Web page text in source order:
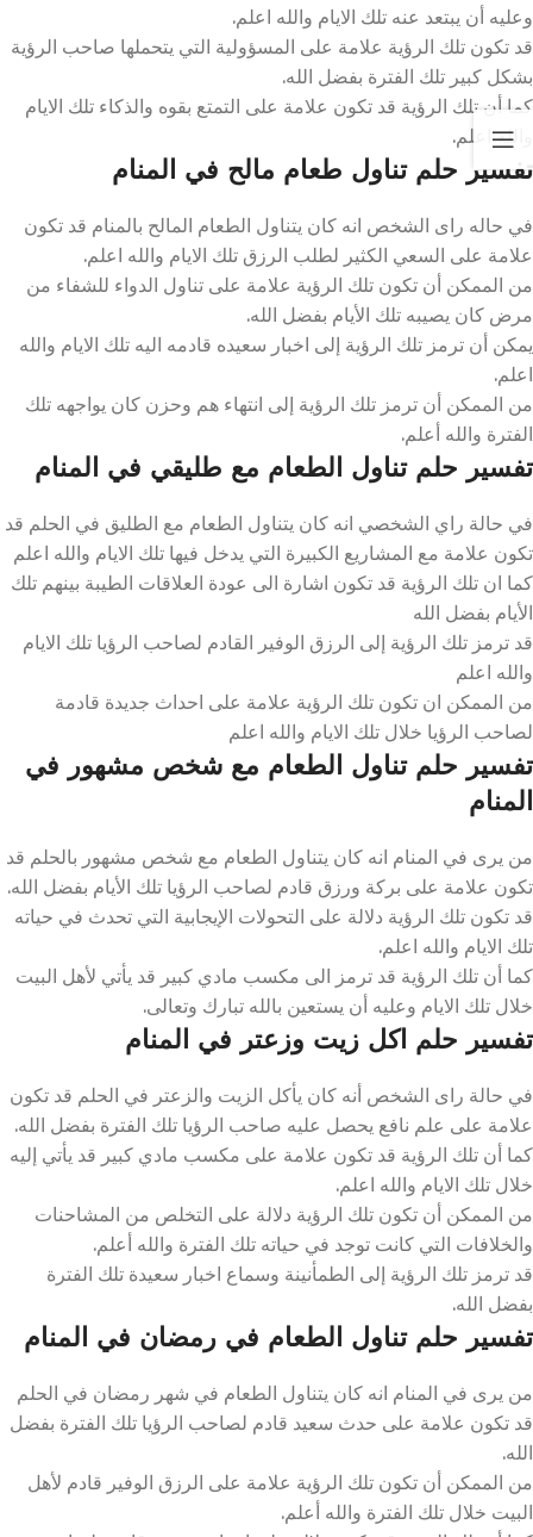
وعليه أن يبتعد عنه تلك الايام والله اعلم.
قد تكون تلك الرؤية علامة على المسؤولية التي يتحملها صاحب الرؤية
بشكل كبير تلك الفترة بفضل الله.
كما أن تلك الرؤية قد تكون علامة على التمتع بقوه والذكاء تلك الايام
والله اعلم.
تفسير حلم تناول طعام مالح في المنام
في حاله راى الشخص انه كان يتناول الطعام المالح بالمنام قد تكون
علامة على السعي الكثير لطلب الرزق تلك الايام والله اعلم.
من الممكن أن تكون تلك الرؤية علامة على تناول الدواء للشفاء من
مرض كان يصيبه تلك الأيام بفضل الله.
يمكن أن ترمز تلك الرؤية إلى اخبار سعيده قادمه اليه تلك الايام والله
اعلم.
من الممكن أن ترمز تلك الرؤية إلى انتهاء هم وحزن كان يواجهه تلك
الفترة والله أعلم.
تفسير حلم تناول الطعام مع طليقي في المنام
في حالة راي الشخصي انه كان يتناول الطعام مع الطليق في الحلم قد
تكون علامة مع المشاريع الكبيرة التي يدخل فيها تلك الايام والله اعلم
كما ان تلك الرؤية قد تكون اشارة الى عودة العلاقات الطيبة بينهم تلك
الأيام بفضل الله
قد ترمز تلك الرؤية إلى الرزق الوفير القادم لصاحب الرؤيا تلك الايام
والله اعلم
من الممكن ان تكون تلك الرؤية علامة على احداث جديدة قادمة
لصاحب الرؤيا خلال تلك الايام والله اعلم
تفسير حلم تناول الطعام مع شخص مشهور في
المنام
من يرى في المنام انه كان يتناول الطعام مع شخص مشهور بالحلم قد
تكون علامة على بركة ورزق قادم لصاحب الرؤيا تلك الأيام بفضل الله.
قد تكون تلك الرؤية دلالة على التحولات الإيجابية التي تحدث في حياته
تلك الايام والله اعلم.
كما أن تلك الرؤية قد ترمز الى مكسب مادي كبير قد يأتي لأهل البيت
خلال تلك الايام وعليه أن يستعين بالله تبارك وتعالى.
تفسير حلم اكل زيت وزعتر في المنام
في حالة راى الشخص أنه كان يأكل الزيت والزعتر في الحلم قد تكون
علامة على علم نافع يحصل عليه صاحب الرؤيا تلك الفترة بفضل الله.
كما أن تلك الرؤية قد تكون علامة على مكسب مادي كبير قد يأتي إليه
خلال تلك الايام والله اعلم.
من الممكن أن تكون تلك الرؤية دلالة على التخلص من المشاحنات
والخلافات التي كانت توجد في حياته تلك الفترة والله أعلم.
قد ترمز تلك الرؤية إلى الطمأنينة وسماع اخبار سعيدة تلك الفترة
بفضل الله.
تفسير حلم تناول الطعام في رمضان في المنام
من يرى في المنام انه كان يتناول الطعام في شهر رمضان في الحلم
قد تكون علامة على حدث سعيد قادم لصاحب الرؤيا تلك الفترة بفضل
الله.
من الممكن أن تكون تلك الرؤية علامة على الرزق الوفير قادم لأهل
البيت خلال تلك الفترة والله أعلم.